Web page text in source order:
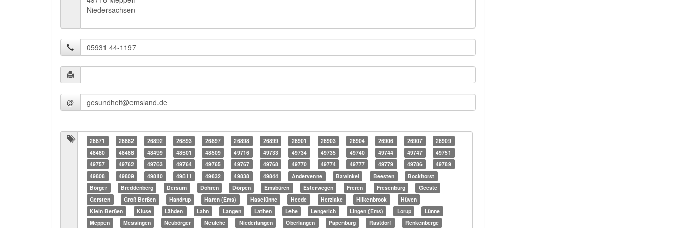
Niedersachsen
@
26871 26882 26892 26893 26897 26898 26899 26901 26903 26904 26906 26907
26909
48480
48488 48499 48501 48509 49716 49733 49734 49735 49740 49744 49747
49751
49757
49762 49763 49764 49765 49767 49768 49770 49774 49777 49779 49786
49789
49808
49809 49810 49811 49832 49838 49844 Andervenne Bawinkel Beesten
Bockhorst
Börger
Breddenberg Dersum Dohren Dörpen Emsbüren Esterwegen Freren Fresenburg
Geeste
Gersten
Groß Berßen Handrup Haren (Ems) Haselünne Heede Herzlake Hilkenbrook
Hüven
Klein Berßen
Kluse Lähden Lahn Langen Lathen Lehe Lengerich Lingen (Ems) Lorup
Lünne
Meppen
Messingen Neubörger Neulehe Niederlangen Oberlangen Papenburg Rastdorf Renkenberge